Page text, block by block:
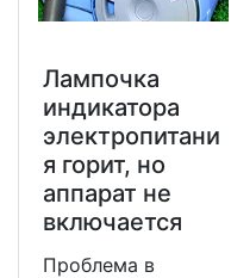
Лампочка
индикатора
электропитани
я горит, но
аппарат не
включается
Проблема в